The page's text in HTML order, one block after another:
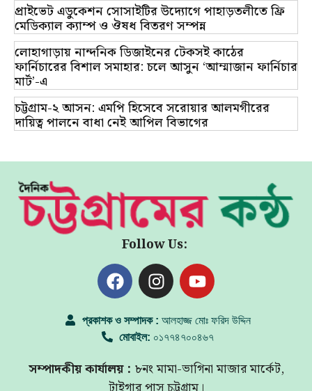
প্রাইভেট এডুকেশন সোসাইটির উদ্যোগে পাহাড়তলীতে ফ্রি
মেডিক্যাল ক্যাম্প ও ঔষধ বিতরণ সম্পন্ন
লোহাগাড়ায় নান্দনিক ডিজাইনের টেকসই কাঠের
ফার্নিচারের বিশাল সমাহার: চলে আসুন ‘আম্মাজান ফার্নিচার
মার্ট’-এ
চট্টগ্রাম-২ আসন: এমপি হিসেবে সরোয়ার আলমগীরের
দায়িত্ব পালনে বাধা নেই আপিল বিভাগের
Follow Us:
প্রকাশক ও সম্পাদক : আলহাজ্জ মোঃ ফরিদ উদ্দিন
মোবাইল: ০১৭৭৪৭০০৪৬৭
সম্পাদকীয় কার্যালয় : ৮নং মামা-ভাগিনা মাজার মার্কেট,